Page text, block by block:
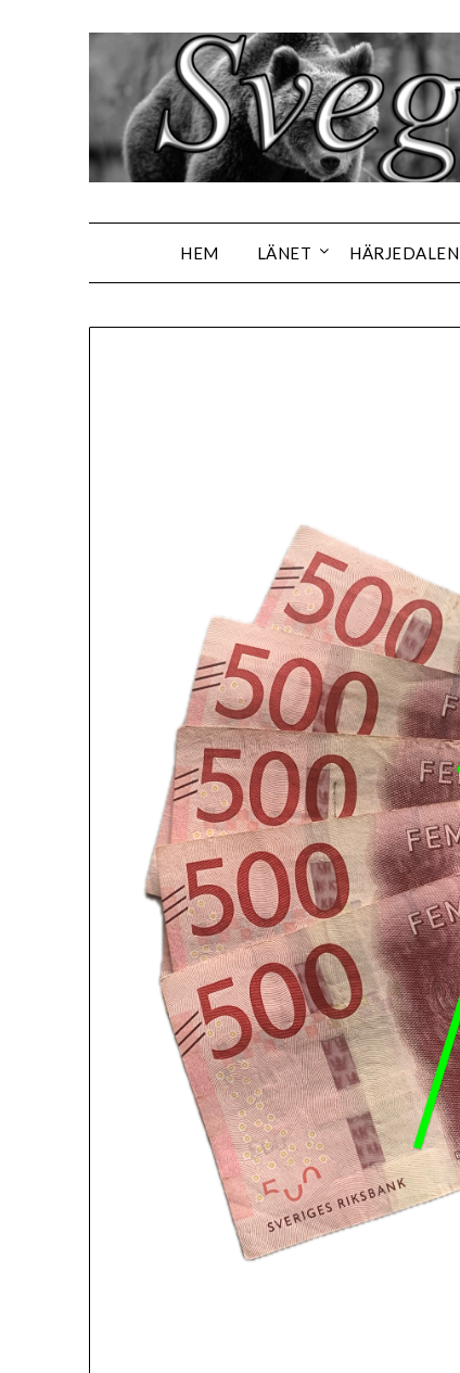
HEM LÄNET HÄRJEDALEN